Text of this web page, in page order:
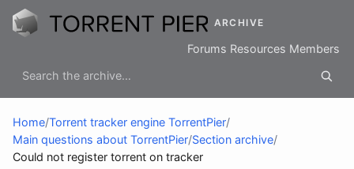
ARCHIVE
Forums Resources Members
Home/Torrent tracker engine TorrentPier/
Main questions about TorrentPier/Section archive/
Could not register torrent on tracker